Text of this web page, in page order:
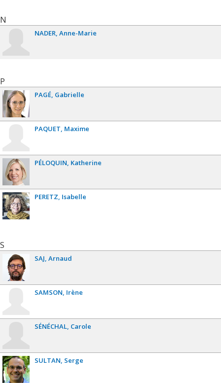
N
NADER Anne-Marie
P
PAGÉ Gabrielle
PAQUET Maxime
PÉLOQUIN Katherine
PERETZ Isabelle
S
SAJ Arnaud
SAMSON Irène
SÉNÉCHAL Carole
SULTAN Serge